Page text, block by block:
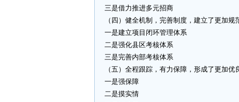
三是借力推进多元招商
（四）健全机制，完善制度，建立了更加规
一是建立项目闭环管理体系
二是强化县区考核体系
三是完善内部考核体系
（五）全程跟踪，有力保障，形成了更加优
一是强保障
二是摸实情